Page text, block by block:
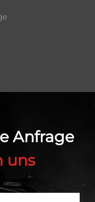
Anfrage
uns